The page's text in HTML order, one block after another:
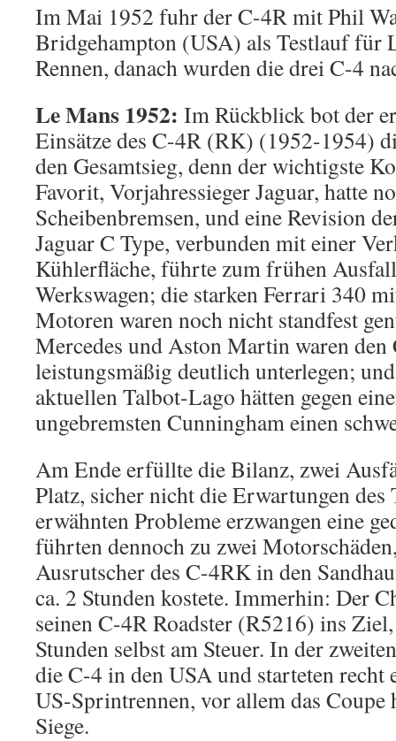
Im Mai 1952 fuhr der C-4R mit Phil
Bridgehampton (USA) als Testlauf für
Rennen, danach wurden die drei C-4
Le Mans 1952: Im Rückblick bot der
Einsätze des C-4R (RK) (1952-1954)
den Gesamtsieg, denn der wichtigste
Favorit, Vorjahressieger Jaguar, hatte
Scheibenbremsen, und eine Revision
Jaguar C Type, verbunden mit einer
Kühlerfläche, führte zum frühen
Werkswagen; die starken Ferrari 340
Motoren waren noch nicht standfest
Mercedes und Aston Martin waren
leistungsmäßig deutlich unterlegen;
aktuellen Talbot-Lago hätten gegen
ungebremsten Cunningham einen
Am Ende erfüllte die Bilanz, zwei
Platz, sicher nicht die Erwartungen des
erwähnten Probleme erzwangen eine
führten dennoch zu zwei
Ausrutscher des C-4RK in den
ca. 2 Stunden kostete. Immerhin: Der
seinen C-4R Roadster (R5216) ins
Stunden selbst am Steuer. In der
die C-4 in den USA und starteten
US-Sprintrennen, vor allem das Coupe
Siege.